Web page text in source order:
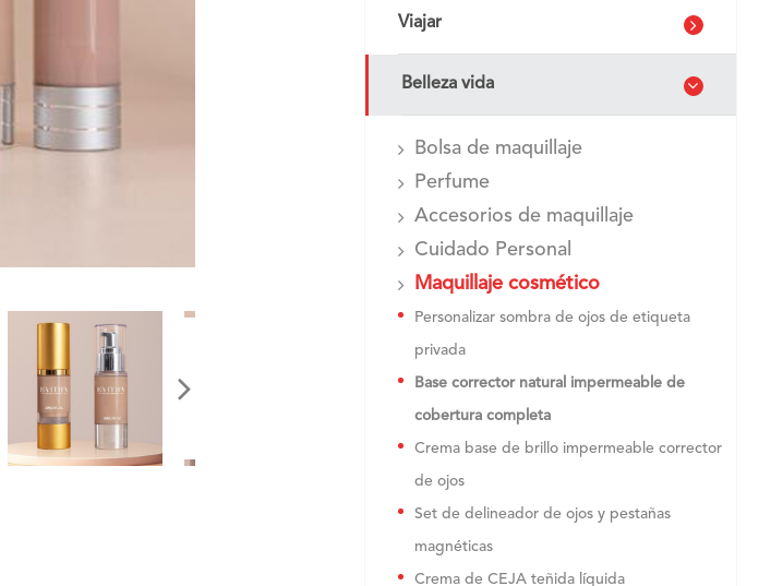
Viajar
Belleza vida
Bolsa de maquillaje
Perfume
Accesorios de maquillaje
Cuidado Personal
Maquillaje cosmético
Personalizar sombra de ojos de etiqueta
privada
Base corrector natural impermeable de
cobertura completa
Crema base de brillo impermeable corrector
de ojos
Set de delineador de ojos y pestañas
magnéticas
Crema de CEJA teñida líquida